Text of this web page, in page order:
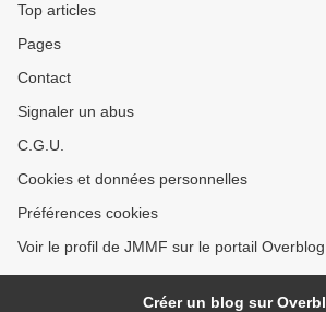
Top articles
Pages
Contact
Signaler un abus
C.G.U.
Cookies et données personnelles
Préférences cookies
Voir le profil de JMMF sur le portail Overblog
Créer un blog sur